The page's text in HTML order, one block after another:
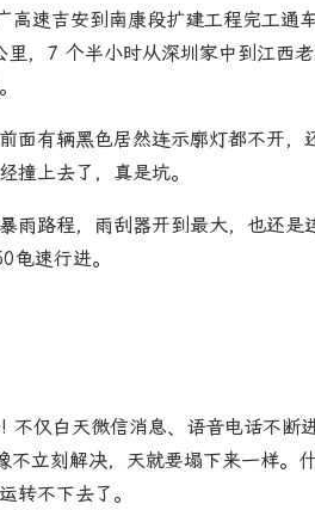
速吉安到南康段扩建工程完工通
，7 个半小时从深圳家中到江西
面有辆黑色居然连示廓灯都不开，
撞上去了，真是坑。
雨路程，雨刮器开到最大，也还是
速行进。
仅白天微信消息、语音电话不断
立刻解决，天就要塌下来一样。
转不下去了。